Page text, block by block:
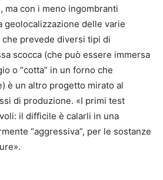
ma con i meno ingombranti
geolocalizzazione delle varie
prevede diversi tipi di
scocca (che può essere immersa
o “cotta” in un forno che
è un altro progetto mirato al
di produzione. «I primi test
il difficile è calarli in una
“aggressiva”, per le sostanze